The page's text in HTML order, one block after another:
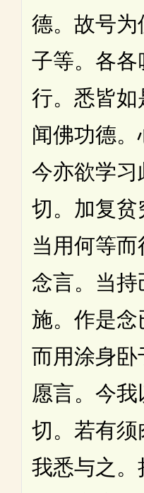
德。故号为
子等。各
行。悉皆如
闻佛功德
今亦欲学习
切。加复贫
当用何等而
念言。当持
施。作是念
而用涂身卧
愿言。今
切。若有须
我悉与之。